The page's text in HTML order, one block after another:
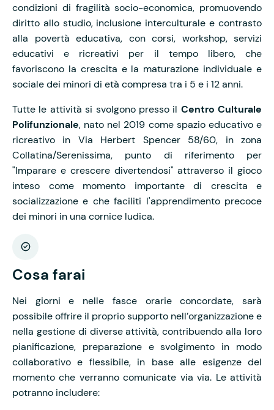
condizioni di fragilità socio-economica, promuovendo
diritto allo studio, inclusione interculturale e contrasto
alla povertà educativa, con corsi, workshop, servizi
educativi e ricreativi per il tempo libero, che
favoriscono la crescita e la maturazione individuale e
sociale dei minori di età compresa tra i 5 e i 12 anni.
Tutte le attività si svolgono presso il Centro Culturale
Polifunzionale, nato nel 2019 come spazio educativo e
ricreativo in Via Herbert Spencer 58/60, in zona
Collatina/Serenissima, punto di riferimento per
"Imparare e crescere divertendosi" attraverso il gioco
inteso come momento importante di crescita e
socializzazione e che faciliti l'apprendimento precoce
dei minori in una cornice ludica.
Cosa farai
Nei giorni e nelle fasce orarie concordate, sarà
possibile offrire il proprio supporto nell’organizzazione e
nella gestione di diverse attività, contribuendo alla loro
pianificazione, preparazione e svolgimento in modo
collaborativo e flessibile, in base alle esigenze del
momento che verranno comunicate via via. Le attività
potranno includere: